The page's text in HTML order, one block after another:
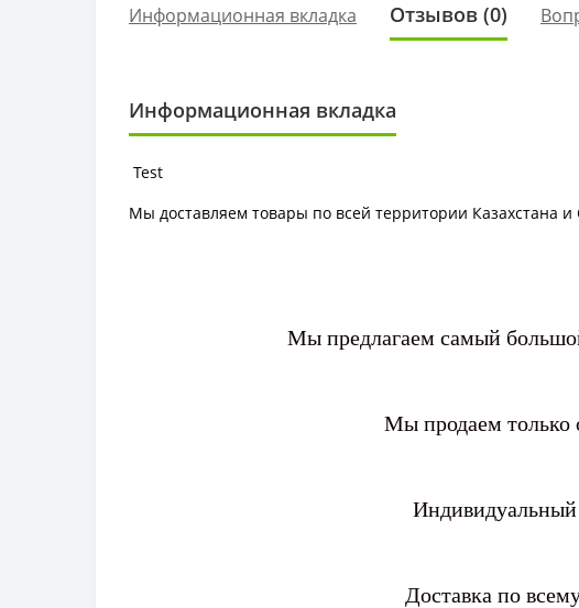
Информационная вкладка Отзывов (0)
Информационная вкладка
Test
Мы доставляем товары по всей территории Казахстана и
Мы предлагаем самый
Мы продаем
Индивидуальный
Доставка по